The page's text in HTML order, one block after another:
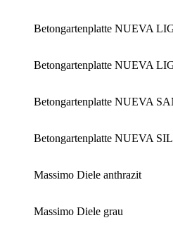
Betongartenplatte NUEVA
Betongartenplatte NUEVA
Betongartenplatte NUEVA
Betongartenplatte NUEVA
Massimo Diele anthrazit
Massimo Diele grau